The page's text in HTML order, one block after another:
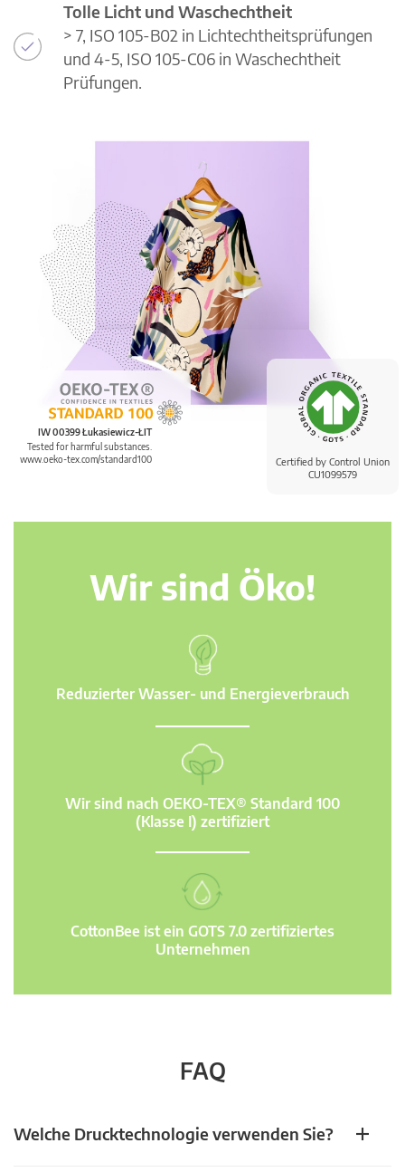
Certified by Control Union
CU1099579
IW 00399 Łukasiewicz-ŁIT
Tested for harmful substances.
www.oeko-tex.com/standard100
Tolle Licht und Waschechtheit
> 7, ISO 105-B02 in Lichtechtheitsprüfungen
und 4-5, ISO 105-C06 in Waschechtheit
Prüfungen.
Wir sind Öko!
Reduzierter Wasser- und Energieverbrauch
Wir sind nach OEKO-TEX® Standard 100
(Klasse I) zertifiziert
CottonBee ist ein GOTS 7.0 zertifiziertes
Unternehmen
FAQ
Welche Drucktechnologie verwenden Sie?